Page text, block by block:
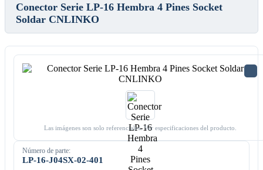
Conector Serie LP-16 Hembra 4 Pines Socket
Soldar CNLINKO
Las imágenes son solo referenciales. Ver especificaciones del producto.
Número de parte:
LP-16-J04SX-02-401